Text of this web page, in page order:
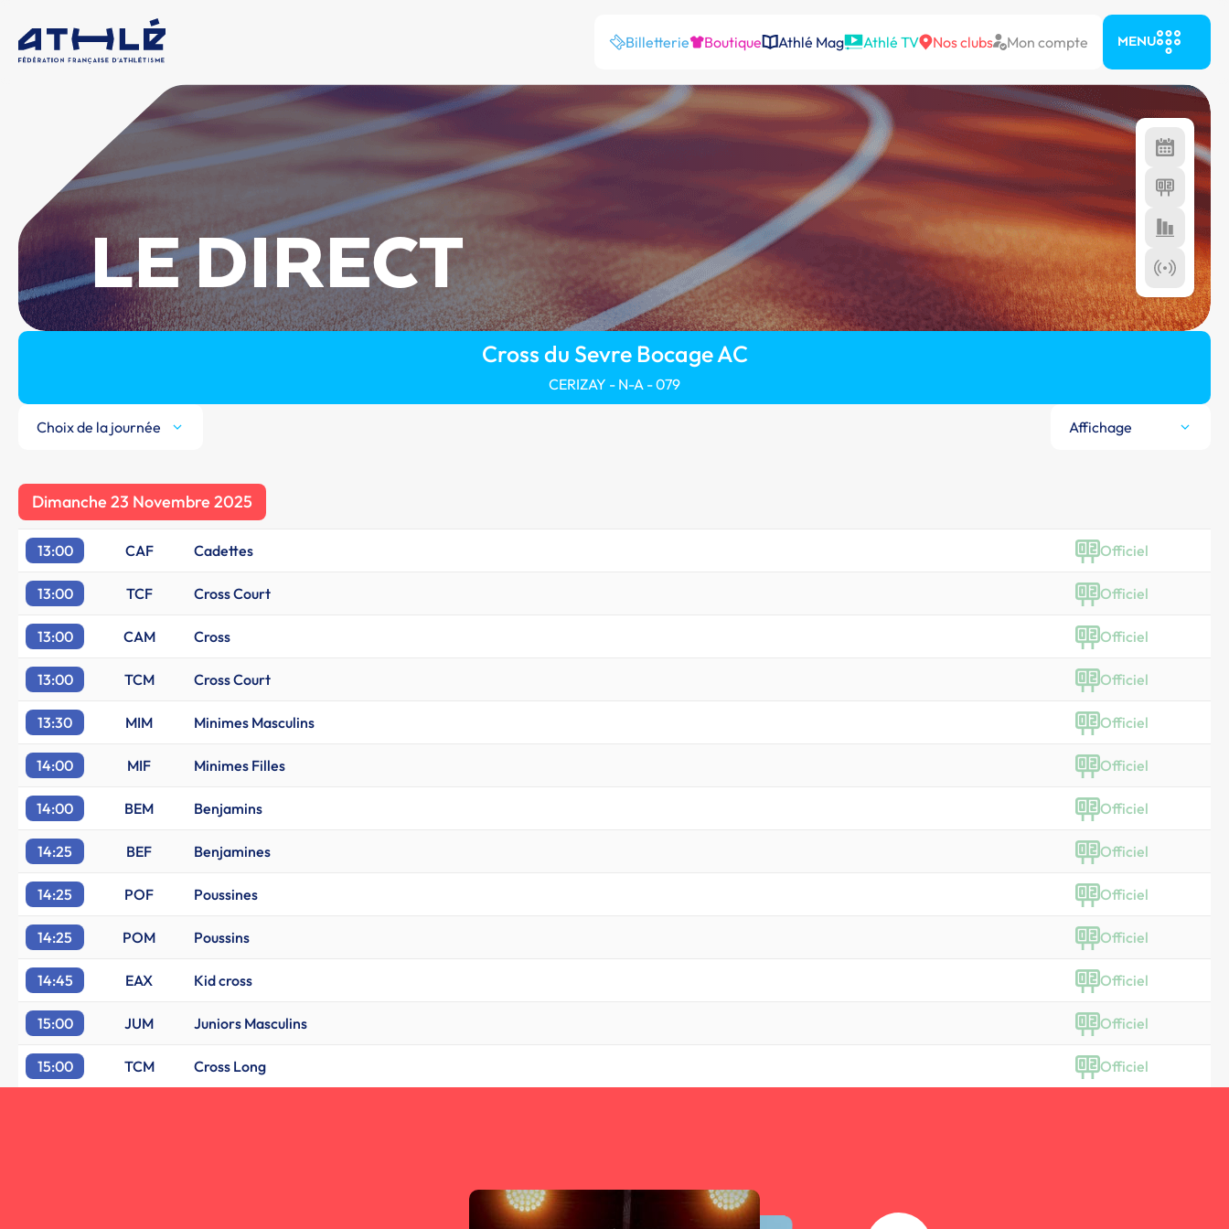
Billetterie Boutique Athlé Mag Athlé TV Nos clubs Mon compte MENU
LE DIRECT
Cross du Sevre Bocage AC
CERIZAY - N-A - 079
Choix de la journée Affichage
Dimanche 23 Novembre 2025
13:00 CAF Cadettes Officiel
13:00 TCF Cross Court Officiel
13:00 CAM Cross Officiel
13:00 TCM Cross Court Officiel
13:30 MIM Minimes Masculins Officiel
14:00 MIF Minimes Filles Officiel
14:00 BEM Benjamins Officiel
14:25 BEF Benjamines Officiel
14:25 POF Poussines Officiel
14:25 POM Poussins Officiel
14:45 EAX Kid cross Officiel
15:00 JUM Juniors Masculins Officiel
15:00 TCM Cross Long Officiel